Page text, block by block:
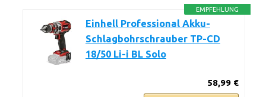
EMPFEHLUNG
Einhell Professional Akku-
Schlagbohrschrauber TP-CD
18/50 Li-i BL Solo
58,99 €